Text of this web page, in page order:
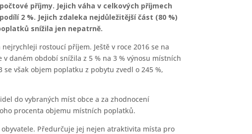
příjmy. Jejich váha v celkových příjmech
2 %. Jejich zdaleka nejdůležitější část (80 %)
snížila jen nepatrně.
rostoucí příjem. Ještě v roce 2016 se na
daném období snížila z 5 % na 3 % výnosu místních
však objem poplatku z pobytu zvedl o 245 %,
do vybraných míst obce a za zhodnocení
procenta objemu místních poplatků.
Předurčuje jej nejen atraktivita místa pro